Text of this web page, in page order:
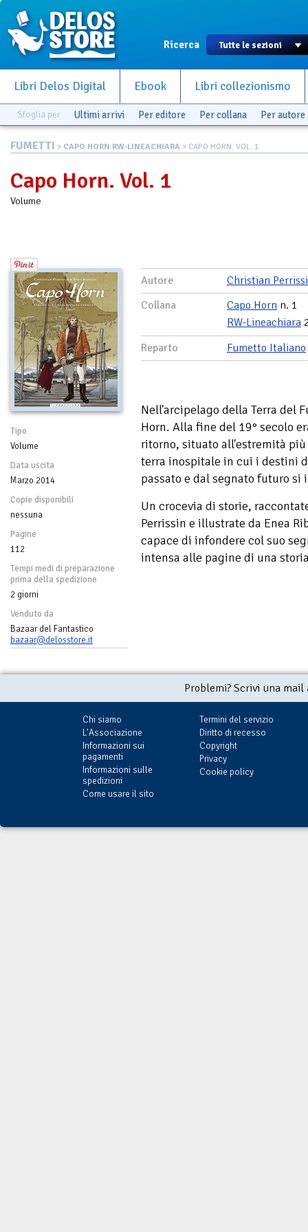
Ricerca
Libri Delos Digital Ebook Libri collezionismo
Sfoglia per Ultimi arrivi Per editore Per collana Per autore
FUMETTI > CAPO HORN RW-LINEACHIARA > CAPO HORN. VOL. 1
Capo Horn. Vol. 1
Volume
Tipo
Volume
Data uscita
Marzo 2014
Copie disponibili
nessuna
Pagine
112
Tempi medi di preparazione
prima della spedizione
2 giorni
Venduto da
Bazaar del Fantastico
bazaar@delosstore.it
Autore
Christian
Collana
Capo Horn n. 1
RW-Lineachiara
Reparto
Fumetto Italiano
Nell'arcipelago della Terra del
Horn. Alla fine del 19° secolo
ritorno, situato all'estremità
terra inospitale in cui i destini
passato e dal segnato futuro si
Un crocevia di storie,
Perrissin e illustrate da Enea
capace di infondere col suo
intensa alle pagine di una
Problemi? Scrivi una
Chi siamo
L'Associazione
Informazioni sui
pagamenti
Informazioni sulle
spedizioni
Come usare il sito
Termini del servizio
Diritto di recesso
Copyright
Privacy
Cookie policy